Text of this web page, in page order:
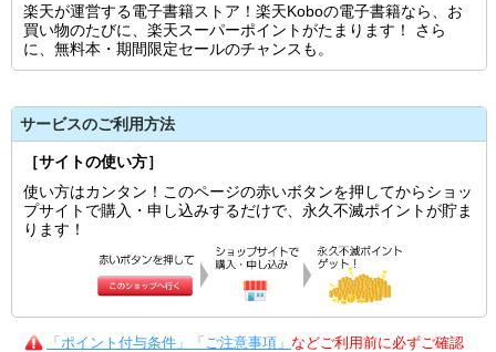
楽天が運営する電子書籍ストア！楽天Koboの電子書籍なら、お
買い物のたびに、楽天スーパーポイントがたまります！ さら
に、無料本・期間限定セールのチャンスも。
サービスのご利用方法
［サイトの使い方］
使い方はカンタン！このページの赤いボタンを押してからショッ
プサイトで購入・申し込みするだけで、永久不滅ポイントが貯ま
ります！
「ポイント付与条件」「ご注意事項」 などご利用前に必ずご確認